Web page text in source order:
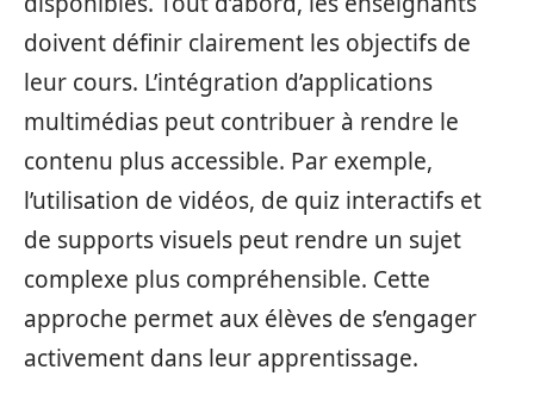
doivent définir clairement les objectifs de
leur cours. L’intégration d’applications
multimédias peut contribuer à rendre le
contenu plus accessible. Par exemple,
l’utilisation de vidéos, de quiz interactifs et
de supports visuels peut rendre un sujet
complexe plus compréhensible. Cette
approche permet aux élèves de s’engager
activement dans leur apprentissage.